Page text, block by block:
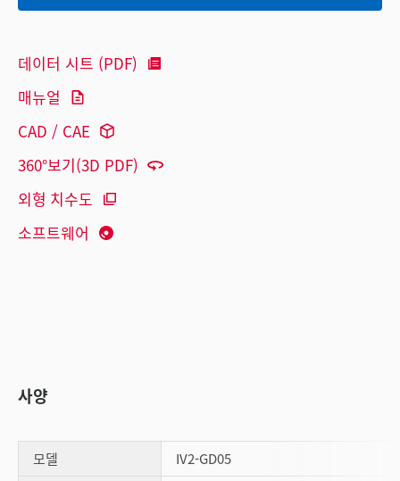
데이터 시트 (PDF)
매뉴얼
CAD / CAE
360°보기(3D PDF)
외형 치수도
소프트웨어
사양
모델
IV2-GD05